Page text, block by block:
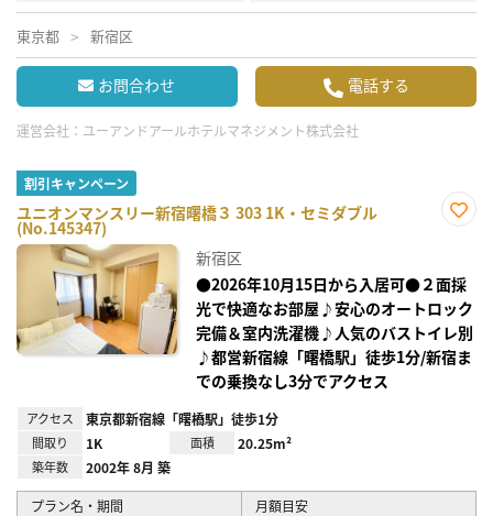
東京都 新宿区
お問合わせ 電話する
運営会社： ユーアンドアールホテルマネジメント株式会社
割引キャンペーン
ユニオンマンスリー新宿曙橋３ 303 1K・セミダブル
(No.145347)
録
新宿区
●2026年10月15日から入居可●２面採
光で快適なお部屋♪安心のオートロック
完備＆室内洗濯機♪人気のバストイレ別
♪都営新宿線「曙橋駅」徒歩1分/新宿ま
での乗換なし3分でアクセス
アクセス 東京都新宿線「曙橋駅」徒歩1分
間取り 1K 面積 20.25m²
築年数 2002年 8月 築
プラン名・期間
月額目安